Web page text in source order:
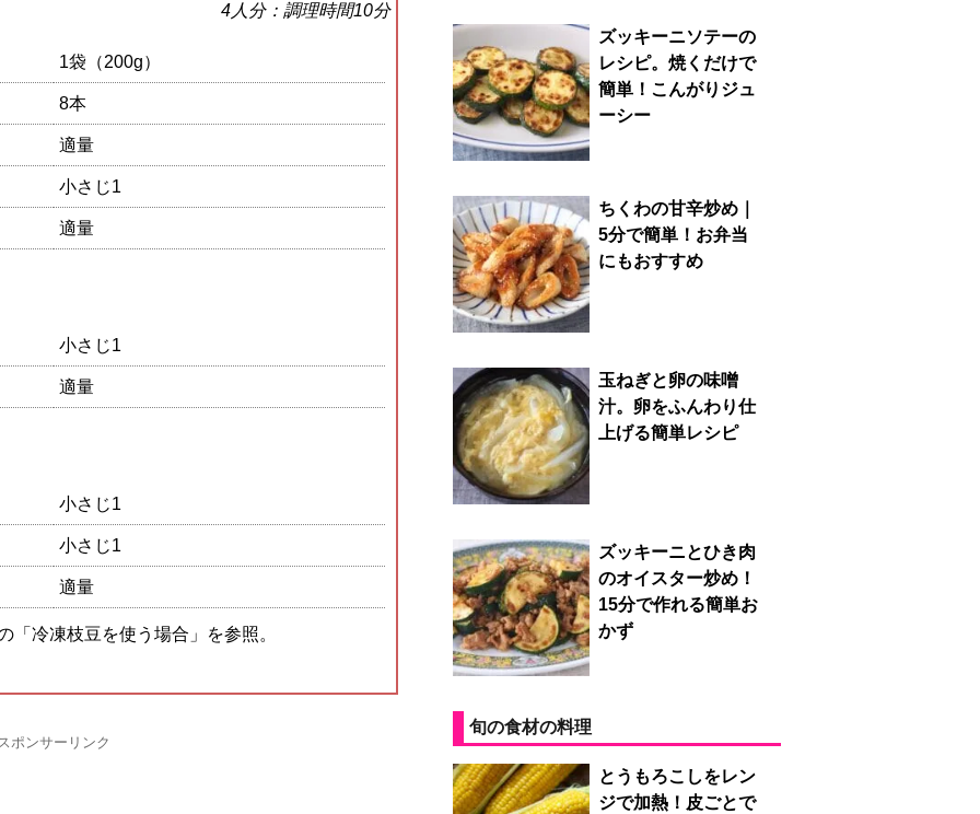
4人分：調理時間10分
1袋（200g）
8本
適量
小さじ1
適量
小さじ1
適量
小さじ1
小さじ1
適量
冷凍枝豆を使う場合」を参照。
ポンサーリンク
ズッキーニソテーの
レシピ。焼くだけで
簡単！こんがりジュ
ーシー
ちくわの甘辛炒め｜
5分で簡単！お弁当
にもおすすめ
玉ねぎと卵の味噌
汁。卵をふんわり仕
上げる簡単レシピ
ズッキーニとひき肉
のオイスター炒め！
15分で作れる簡単お
かず
旬の食材の料理
とうもろこしをレン
ジで加熱！皮ごとで